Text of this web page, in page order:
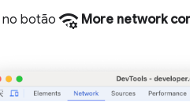
no botãonetwork_manage More network